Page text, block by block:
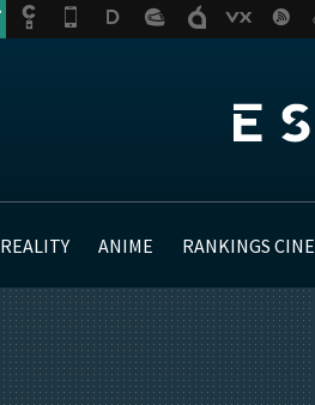
REALITY ANIME RANKINGS CINE